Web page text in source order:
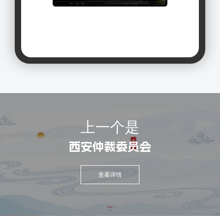
上一个是
西安仲裁委员会
查看详情